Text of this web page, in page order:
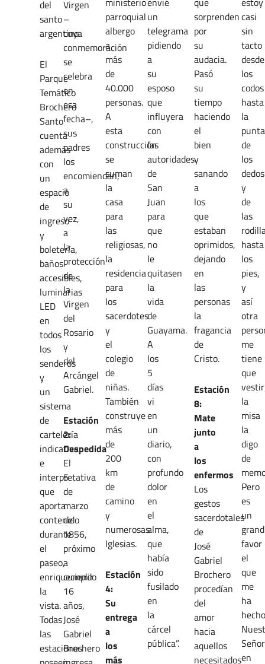
del
santo
argentino.
El
Parque
Temático
Brochero
Santo
cuenta
además
con
un
espacio
de
ingreso
y
boletería,
baños
accesibles,
luminarias
LED
en
todos
los
senderos
y
un
sistema
de
cartelería
indicativa
e
interpretativa
que
aporta
contenido
durante
el
paseo,
enriqueciendo
la
vista.
Todas
las
estaciones
Virgen
–
cuya
conmemoración
se
celebra
en
esa
fecha–,
sus
padres
los
encomiendan,
a
su
vez,
a
la
protección
de
la
Virgen
del
Rosario
y
del
Arcángel
Gabriel.
Estación
2:
Despedida
El
5
de
marzo
de
1856,
próximo
a
cumplir
16
años,
José
Gabriel
Brochero
parroquial
albergo
a
más
de
40.000
personas.
A
esta
construcción
se
suman
la
casa
para
las
religiosas,
la
residencia
para
los
sacerdotes
y
el
colegio
de
niñas.
También
construye
más
de
200
km
de
camino
y
numerosas
Iglesias.
Estación
4:
Su
entrega
a
los
más
un
telegrama
pidiendo
a
su
esposo
que
influyera
con
las
autoridades
de
San
Juan
para
que
no
le
quitasen
la
vida
de
Guayama.
A
los
5
días
vi
en
un
diario,
con
profundo
dolor
en
el
alma,
que
había
sido
fusilado
en
la
cárcel
pública”.
sorprenden
por
su
audacia.
Pasó
su
tiempo
haciendo
el
bien
y
sanando
a
los
que
estaban
oprimidos,
dejando
en
las
personas
la
fragancia
de
Cristo.
Estación
8:
Mate
junto
a
los
enfermos
Los
gestos
sacerdotales
de
José
Gabriel
Brochero
procedían
del
amor
hacia
aquellos
necesitados
casi
sin
tacto
desde
los
codos
hasta
la
punta
de
los
dedos
y
de
las
hasta
los
pies,
y
así
otra
me
tiene
que
la
misa
la
digo
de
Pero
es
un
favor
el
que
me
ha
hecho
Señor
en